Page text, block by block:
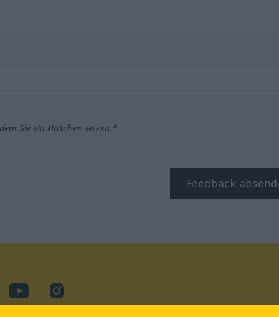
Sie ein Häkchen setzen.*
Feedback
YouTubeInstagram